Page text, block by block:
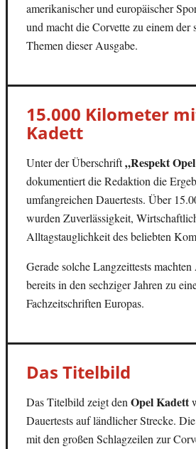
amerikanischer und europäischer
und macht die Corvette zu einem der
Themen dieser Ausgabe.
15.000 Kilometer
Kadett
Unter der Überschrift„Respekt
dokumentiert die Redaktion die
umfangreichen Dauertests. Über
wurden Zuverlässigkeit,
Alltagstauglichkeit des beliebten
Gerade solche Langzeittests
bereits in den sechziger Jahren zu
Fachzeitschriften Europas.
Das Titelbild
Das Titelbild zeigt den Opel Kadett
Dauertests auf ländlicher Strecke.
mit den großen Schlagzeilen zur